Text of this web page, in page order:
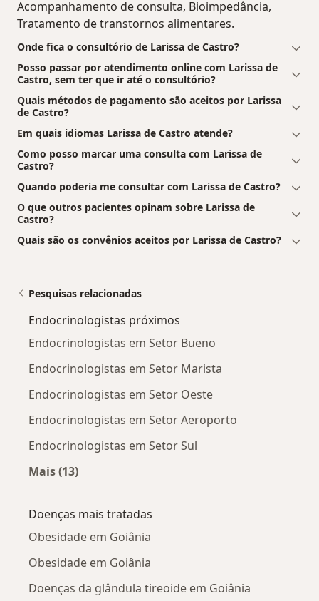
Acompanhamento de consulta, Bioimpedância,
Tratamento de transtornos alimentares.
Onde fica o consultório de Larissa de Castro?
Posso passar por atendimento online com Larissa de
Castro, sem ter que ir até o consultório?
Quais métodos de pagamento são aceitos por Larissa
de Castro?
Em quais idiomas Larissa de Castro atende?
Como posso marcar uma consulta com Larissa de
Castro?
Quando poderia me consultar com Larissa de Castro?
O que outros pacientes opinam sobre Larissa de
Castro?
Quais são os convênios aceitos por Larissa de Castro?
Pesquisas relacionadas
Endocrinologistas próximos
Endocrinologistas em Setor Bueno
Endocrinologistas em Setor Marista
Endocrinologistas em Setor Oeste
Endocrinologistas em Setor Aeroporto
Endocrinologistas em Setor Sul
Mais (13)
Doenças mais tratadas
Obesidade em Goiânia
Obesidade em Goiânia
Doenças da glândula tireoide em Goiânia